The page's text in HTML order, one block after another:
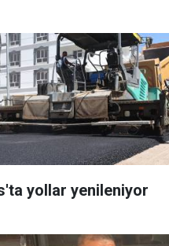
yollar yenileniyor